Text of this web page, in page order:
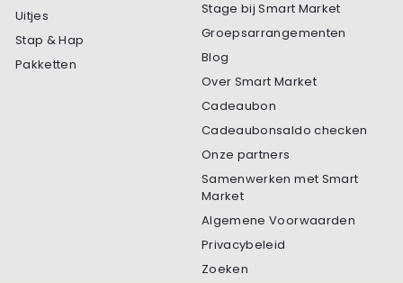
Uitjes
Stap & Hap
Pakketten
Stage bij Smart Market
Groepsarrangementen
Blog
Over Smart Market
Cadeaubon
Cadeaubonsaldo checken
Onze partners
Samenwerken met Smart
Market
Algemene Voorwaarden
Privacybeleid
Zoeken